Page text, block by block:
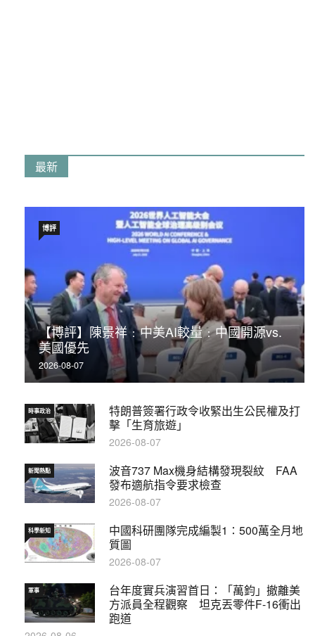
最新
【博評】陳景祥﹕中美AI較量﹕中國開源vs.
美國優先
2026-08-07
博評
特朗普簽署行政令收緊出生公民權及打
擊「生育旅遊」
時事政治
2026-08-07
波音737 Max機身結構發現裂紋 FAA
發布適航指令要求檢查
新聞熱點
2026-08-07
中國科研團隊完成編製1∶500萬全月地
質圖
科學新知
2026-08-07
台年度實兵演習首日：「萬鈞」撤離美
方派員全程觀察 坦克丟零件F-16衝出
跑道
軍事